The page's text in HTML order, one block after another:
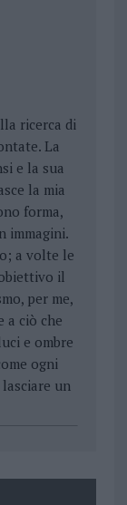
ricerca di
La
e la sua
la mia
forma,
immagini.
a volte le
il
per me,
a ciò che
e ombre
ogni
un